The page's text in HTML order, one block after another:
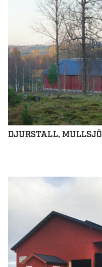
DJURSTALL, MULLSJÖ